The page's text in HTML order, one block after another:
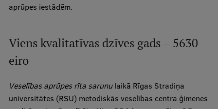
Virtual tour
Souvenirs and books
aprūpes iestādēm.
Viens kvalitatīvas dzīves gads – 5630
eiro
Veselības aprūpes rīta sarunulaikā Rīgas Stradiņa
universitātes (RSU) metodiskās veselības centra ģimenes